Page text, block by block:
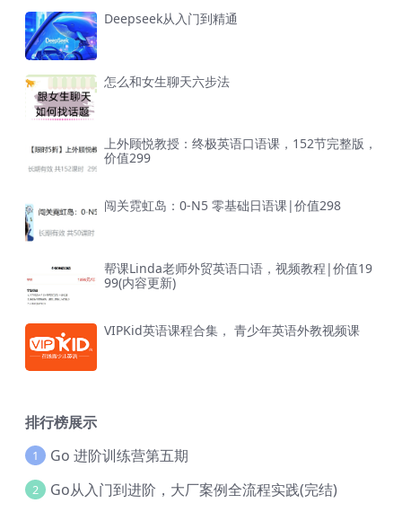
Deepseek从入门到精通
怎么和女生聊天六步法
上外顾悦教授：终极英语口语课，152节完整版，
价值299
闯关霓虹岛：0-N5 零基础日语课|价值298
帮课Linda老师外贸英语口语，视频教程|价值19
99(内容更新)
VIPKid英语课程合集， 青少年英语外教视频课
排行榜展示
1 Go 进阶训练营第五期
2 Go从入门到进阶，大厂案例全流程实践(完结)